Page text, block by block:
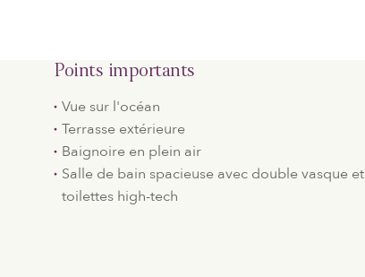
Points importants
Vue sur l'océan
Terrasse extérieure
Baignoire en plein air
Salle de bain spacieuse avec double vasque et
toilettes high-tech